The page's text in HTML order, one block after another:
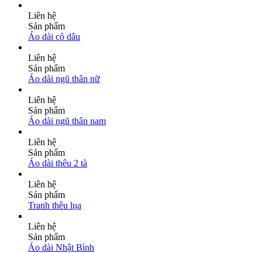
Liên hệ
Sản phẩm
Áo dài cô dâu
Liên hệ
Sản phẩm
Áo dài ngũ thân nữ
Liên hệ
Sản phẩm
Áo dài ngũ thân nam
Liên hệ
Sản phẩm
Áo dài thêu 2 tà
Liên hệ
Sản phẩm
Tranh thêu lụa
Liên hệ
Sản phẩm
Áo dài Nhật Bình